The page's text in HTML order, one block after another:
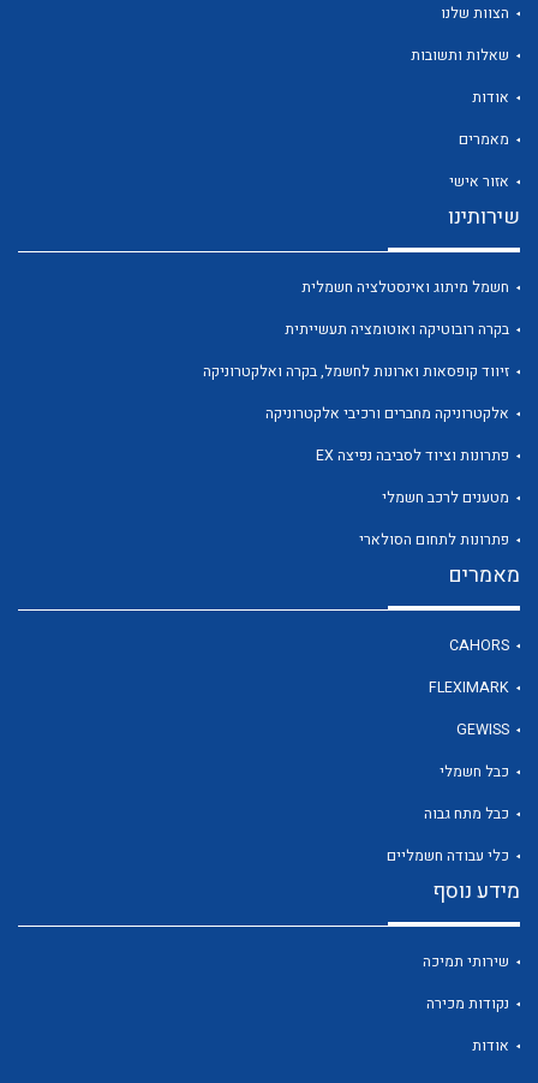
לכל מוצרי היצרן
הצוות שלנו
שאלות ותשובות
אודות
מאמרים
אזור אישי
שירותינו
חשמל מיתוג ואינסטלציה חשמלית
בקרה רובוטיקה ואוטומציה תעשייתית
זיווד קופסאות וארונות לחשמל, בקרה ואלקטרוניקה
אלקטרוניקה מחברים ורכיבי אלקטרוניקה
פתרונות וציוד לסביבה נפיצה EX
מטענים לרכב חשמלי
פתרונות לתחום הסולארי
מאמרים
CAHORS
FLEXIMARK
GEWISS
כבל חשמלי
כבל מתח גבוה
כלי עבודה חשמליים
מידע נוסף
שירותי תמיכה
נקודות מכירה
אודות